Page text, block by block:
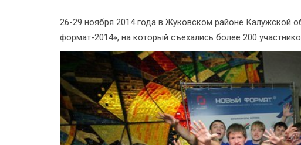
26-29 ноября 2014 года в Жуковском районе Калужской
формат-2014», на который съехались более 200